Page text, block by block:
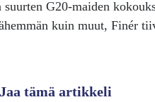
G20-maiden
kuin muut, Finér
Jaa tämä artikkeli